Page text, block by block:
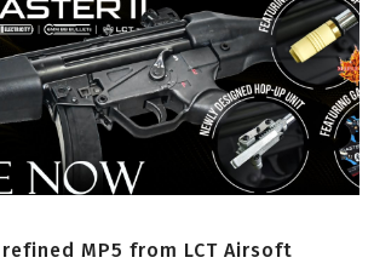
refined MP5 from LCT Airsoft